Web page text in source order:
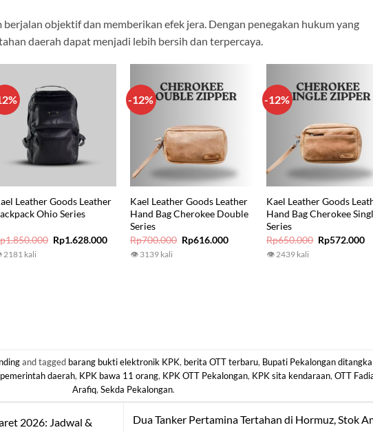
objektif dan memberikan efek jera. Dengan penegakan hukum yang
daerah dapat menjadi lebih bersih dan terpercaya.
Leather Goods Leather
Ohio Series
1.850.000 Original
price
Rp1.628.000Current
2181 kali
-12%
Kael Leather Goods Leather
Hand Bag Cherokee Double
Series
Rp700.000 Original
price
Rp616.000Current
👁 3139 kali
-12%
Kael Leather Goods
Hand Bag Cherokee
Series
Rp650.000 Original
price
Rp572.000
👁 2439 kali
and tagged barang bukti elektronik KPK, berita OTT terbaru, Bupati Pekalongan
daerah, KPK bawa 11 orang, KPK OTT Pekalongan, KPK sita kendaraan,OTT
Arafiq, Sekda Pekalongan.
2026: Jadwal & Dua Tanker Pertamina Tertahan di Hormuz, Stok